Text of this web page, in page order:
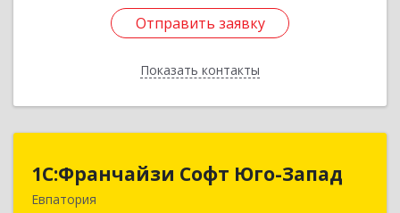
Отправить заявку
Показать контакты
Отправить заявку
Назад
1С:Франчайзи Софт Юго-Запад
Евпатория
1С:Франчайзи Софт Юго-Запад
297407, Крым Респ, Евпатория г, Победы пр-кт,